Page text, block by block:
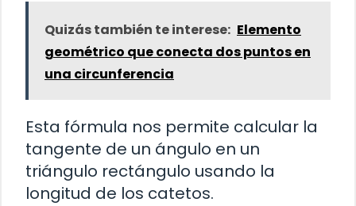
Quizás también te interese: Elemento
geométrico que conecta dos puntos en
una circunferencia
Esta fórmula nos permite calcular la
tangente de un ángulo en un
triángulo rectángulo usando la
longitud de los catetos.